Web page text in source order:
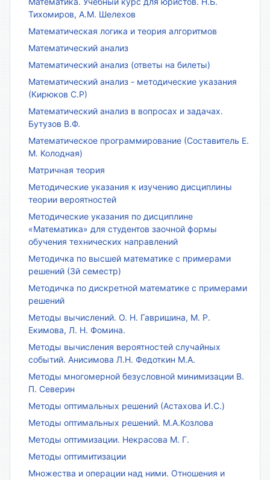
Тихомиров, А.М. Шелехов
Математическая логика и теория алгоритмов
Математический анализ
Математический анализ (ответы на билеты)
Математический анализ - методические указания
(Кирюков С.Р)
Математический анализ в вопросах и задачах.
Бутузов В.Ф.
Математическое программирование (Составитель Е.
М. Колодная)
Матричная теория
Методические указания к изучению дисциплины
теории вероятностей
Методические указания по дисциплине
«Математика» для студентов заочной формы
обучения технических направлений
Методичка по высшей математике с примерами
решений (3й семестр)
Методичка по дискретной математике с примерами
решений
Методы вычислений. О. Н. Гавришина, М. Р.
Екимова, Л. Н. Фомина.
Методы вычисления вероятностей случайных
событий. Анисимова Л.Н. Федоткин М.А.
Методы многомерной безусловной минимизации В.
П. Северин
Методы оптимальных решений (Астахова И.С.)
Методы оптимальных решений. М.А.Козлова
Методы оптимизации. Некрасова М. Г.
Методы оптимитизации
Множества и операции над ними. Отношения и